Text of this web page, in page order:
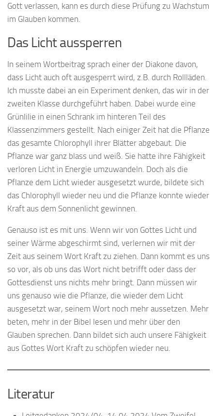
Gott verlassen, kann es durch diese Prüfung zu Wachstum
im Glauben kommen.
Das Licht aussperren
In seinem Wortbeitrag sprach einer der Diakone davon,
dass Licht auch oft ausgesperrt wird, z.B. durch Rollläden.
Ich musste dabei an ein Experiment denken, das wir in der
zweiten Klasse durchgeführt haben. Dabei wurde eine
Grünlilie in einen Schrank im hinteren Teil des
Klassenzimmers gestellt. Nach einiger Zeit hat die Pflanze
das gesamte Chlorophyll ihrer Blätter abgebaut. Die
Pflanze war ganz blass und weiß. Sie hatte ihre Fähigkeit
verloren Licht in Energie umzuwandeln. Doch als die
Pflanze dem Licht wieder ausgesetzt wurde, bildete sich
das Chlorophyll wieder neu und die Pflanze konnte wieder
Kraft aus dem Sonnenlicht gewinnen.
Genauso ist es mit uns. Wenn wir von Gottes Licht und
seiner Wärme abgeschirmt sind, verlernen wir mit der
Zeit aus seinem Wort Kraft zu ziehen. Dann kommt es uns
so vor, als ob uns das Wort nicht betrifft oder dass der
Gottesdienst uns nichts mehr bringt. Dann müssen wir
uns genauso wie die Pflanze, die wieder dem Licht
ausgesetzt war, seinem Wort noch mehr aussetzen. Mehr
beten, mehr in der Bibel lesen und mehr über den
Glauben sprechen. Dann bildet sich auch unsere Fähigkeit
aus Gottes Wort Kraft zu schöpfen wieder neu.
Literatur